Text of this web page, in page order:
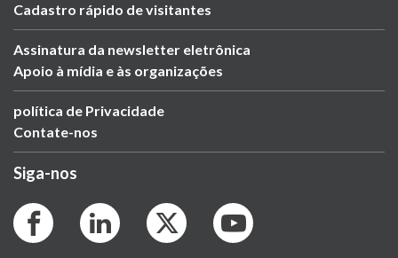
Cadastro rápido de visitantes
Assinatura da newsletter eletrônica
Apoio à mídia e às organizações
política de Privacidade
Contate-nos
Siga-nos